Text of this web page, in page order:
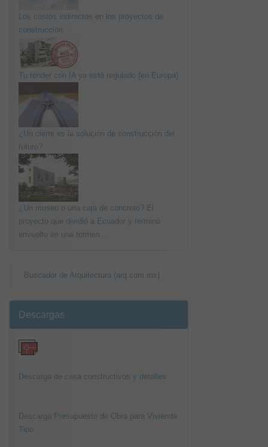
Los costos indirectos en los proyectos de
construcción
Tu render con IA ya está regulado (en Europa)
¿Un cierre es la solución de construcción del
futuro?
¿Un museo o una caja de concreto? El
proyecto que dividió a Ecuador y terminó
envuelto en una tormen...
Buscador de Arquitectura (arq.com.mx)
Descargas
Descarga de casa constructivos y detalles
Descarga Presupuesto de Obra para Vivienda
Tipo